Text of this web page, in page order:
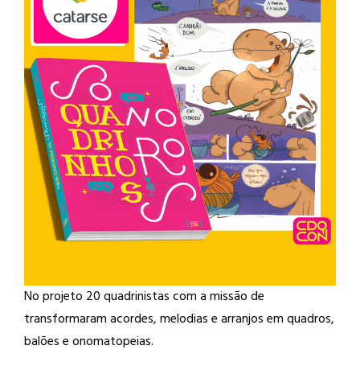
No projeto 20 quadrinistas com a missão de
transformaram acordes, melodias e arranjos em quadros,
balões e onomatopeias.